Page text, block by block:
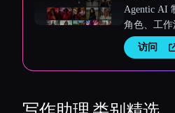
Agentic AI
角色、工
访问